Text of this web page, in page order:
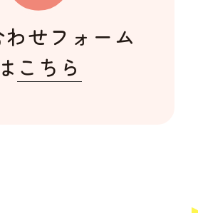
せフォーム
こちら